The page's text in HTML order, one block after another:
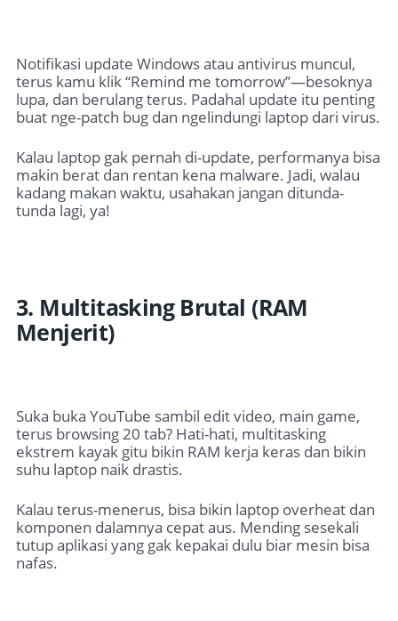
Notifikasi update Windows atau antivirus muncul,
terus kamu klik “Remind me tomorrow”—besoknya
lupa, dan berulang terus. Padahal update itu penting
buat nge-patch bug dan ngelindungi laptop dari virus.
Kalau laptop gak pernah di-update, performanya bisa
makin berat dan rentan kena malware. Jadi, walau
kadang makan waktu, usahakan jangan ditunda-
tunda lagi, ya!
3. Multitasking Brutal (RAM
Menjerit)
Suka buka YouTube sambil edit video, main game,
terus browsing 20 tab? Hati-hati, multitasking
ekstrem kayak gitu bikin RAM kerja keras dan bikin
suhu laptop naik drastis.
Kalau terus-menerus, bisa bikin laptop overheat dan
komponen dalamnya cepat aus. Mending sesekali
tutup aplikasi yang gak kepakai dulu biar mesin bisa
nafas.